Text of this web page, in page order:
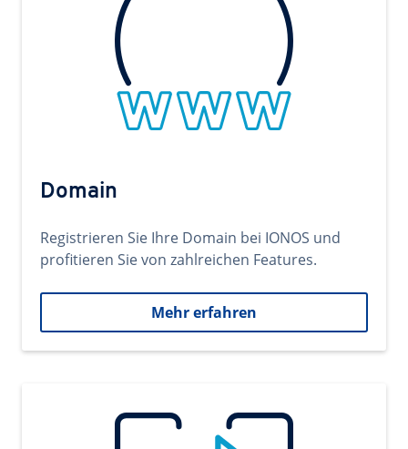
Domain
Registrieren Sie Ihre Domain bei IONOS und
profitieren Sie von zahlreichen Features.
Mehr erfahren